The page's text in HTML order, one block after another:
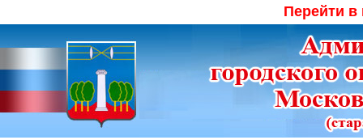
Перейти